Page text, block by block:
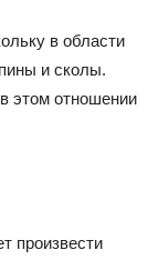
в области
и сколы.
этом отношении
произвести